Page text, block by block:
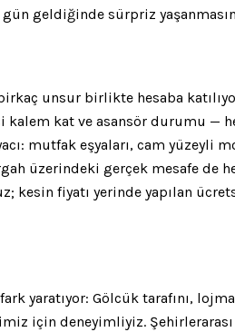
geldiğinde sürpriz
unsur birlikte hesaba
kat ve asansör durumu —
mutfak eşyaları, cam yüzeyli
üzerindeki gerçek mesafe de
kesin fiyatı yerinde yapılan
yaratıyor: Gölcük tarafını,
için deneyimliyiz.